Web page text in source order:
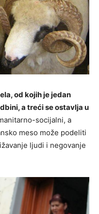
od kojih je jedan
a treći se ostavlja u
socijalni, a
meso može podeliti
ljudi i negovanje